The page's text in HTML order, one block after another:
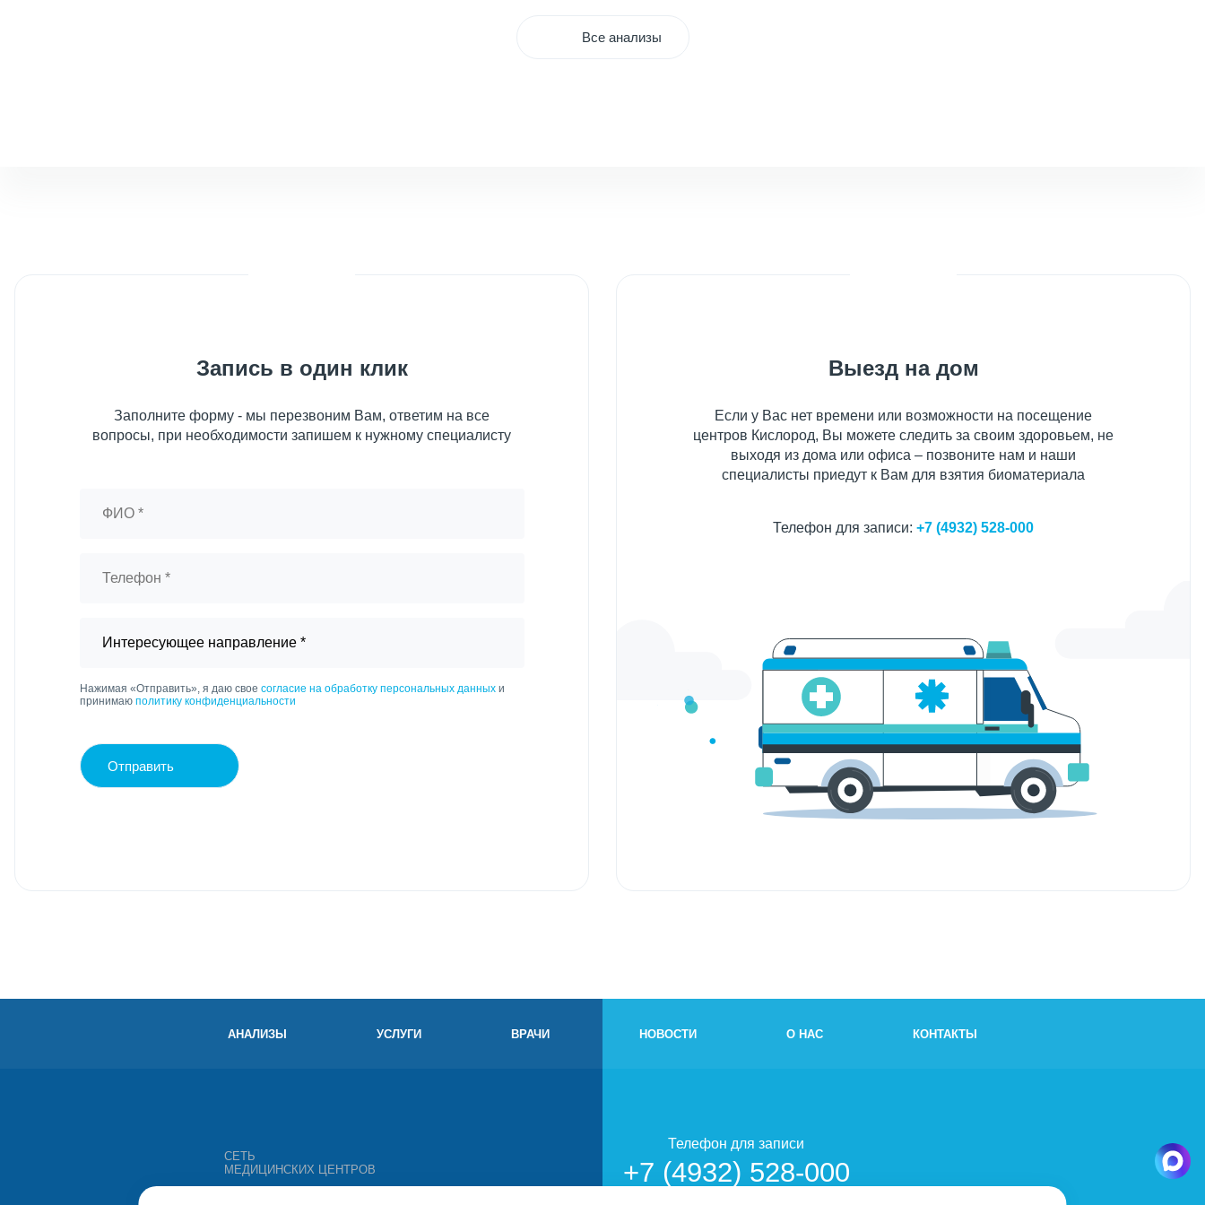
Все анализы
Запись в один клик
Заполните форму - мы перезвоним Вам, ответим на все
вопросы, при необходимости запишем к нужному специалисту
Нажимая «Отправить», я даю свое согласие на обработку персональных данныхи
принимаю политику конфиденциальности
Отправить
Выезд на дом
Если у Вас нет времени или возможности на посещение
центров Кислород, Вы можете следить за своим здоровьем, не
выходя из дома или офиса – позвоните нам и наши
специалисты приедут к Вам для взятия биоматериала
Телефон для записи: +7 (4932) 528-000
АНАЛИЗЫ УСЛУГИ ВРАЧИ НОВОСТИ О НАС КОНТАКТЫ
СЕТЬ
МЕДИЦИНСКИХ ЦЕНТРОВ
Телефон для записи
+7 (4932) 528-000